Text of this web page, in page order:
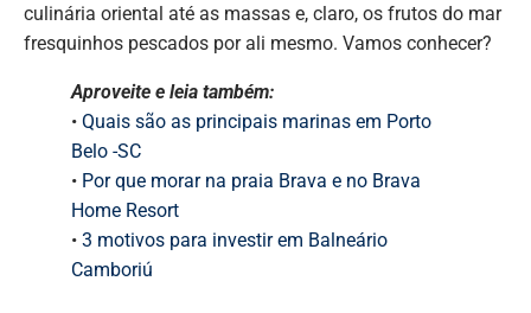
culinária oriental até as massas e, claro, os frutos do mar
fresquinhos pescados por ali mesmo. Vamos conhecer?
Aproveite e leia também:
• Quais são as principais marinas em Porto
Belo -SC
• Por que morar na praia Brava e no Brava
Home Resort
• 3 motivos para investir em Balneário
Camboriú